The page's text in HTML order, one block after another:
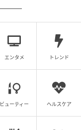
エンタメ トレンド
ビューティー ヘルスケア